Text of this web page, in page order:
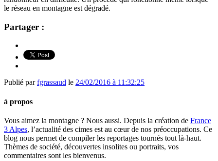
le réseau en montagne est dégradé.
Partager :
Publié parfgrassaud le 24/02/2016 à 11:32:25
à propos
Vous aimez la montagne ? Nous aussi. Depuis la création de France
3 Alpes, l’actualité des cimes est au cœur de nos préoccupations. Ce
blog nous permet de compiler les reportages tournés tout là-haut.
Thèmes de société, découvertes insolites ou portraits, vos
commentaires sont les bienvenus.